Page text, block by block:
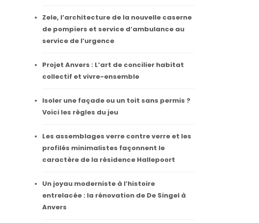
Zele, l’architecture de la nouvelle caserne
de pompiers et service d’ambulance au
service de l’urgence
Projet Anvers : L’art de concilier habitat
collectif et vivre-ensemble
Isoler une façade ou un toit sans permis ?
Voici les règles du jeu
Les assemblages verre contre verre et les
profilés minimalistes façonnent le
caractère de la résidence Hallepoort
Un joyau moderniste à l’histoire
entrelacée : la rénovation de De Singel à
Anvers